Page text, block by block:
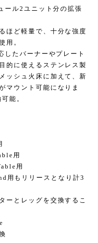
ール2ユニット分の拡張
ほど軽量で、十分な強度
用。
したバーナーやプレート
的に使えるステンレス製
ッシュ火床に加えて、新
マウント可能になりま
能。
用
用
用もリリースとなり計3
ーとレッグを交換するこ